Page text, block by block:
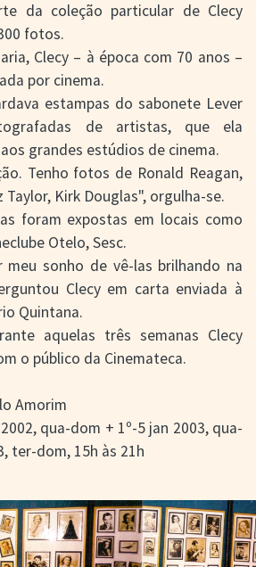
DE
da coleção particular de Clecy
fotos.
Clecy – à época com 70 anos –
por cinema.
estampas do sabonete Lever
de artistas, que ela
grandes estúdios de cinema.
Tenho fotos de Ronald Reagan,
Taylor, Kirk Douglas", orgulha-se.
foram expostas em locais como
Otelo, Sesc.
meu sonho de vê-las brilhando na
Clecy em carta enviada à
Quintana.
aquelas três semanas Clecy
o público da Cinemateca.
Amorim
qua-dom + 1º-5 jan 2003, qua-
ter-dom, 15h às 21h